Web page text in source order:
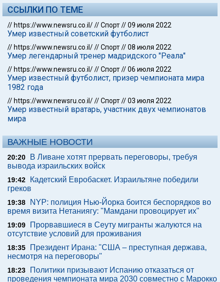
ССЫЛКИ ПО ТЕМЕ
// https://www.newsru.co.il///Спорт//09 июля 2022
Умер известный советский футболист
// https://www.newsru.co.il///Спорт//08 июля 2022
Умер легендарный тренер мадридского "Реала"
// https://www.newsru.co.il///Спорт//06 июля 2022
Умер известный футболист, призер чемпионата мира
1982 года
// https://www.newsru.co.il///Спорт//03 июля 2022
Умер известный вратарь, участник двух чемпионатов
мира
ВАЖНЫЕ НОВОСТИ
20:20
В Ливане хотят прервать переговоры, требуя
вывода израильских войск
19:42
Кадетский Евробаскет. Израильтяне победили
греков
19:38
NYP: полиция Нью-Йорка боится беспорядков во
время визита Нетаниягу: "Мамдани провоцирует их"
19:09
Прорвавшиеся в Сеуту мигранты жалуются на
отсутствие условий для проживания
18:35
Президент Ирана: "США – преступная держава,
несмотря на переговоры"
18:23
Политики призывают Испанию отказаться от
проведения чемпионата мира 2030 совместно с Марокко